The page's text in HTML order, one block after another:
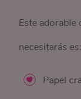
Este
necesitarás es:
Papel